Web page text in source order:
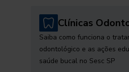
Clínicas
Saiba como funciona o
odontológico e as ações
saúde bucal no Sesc SP